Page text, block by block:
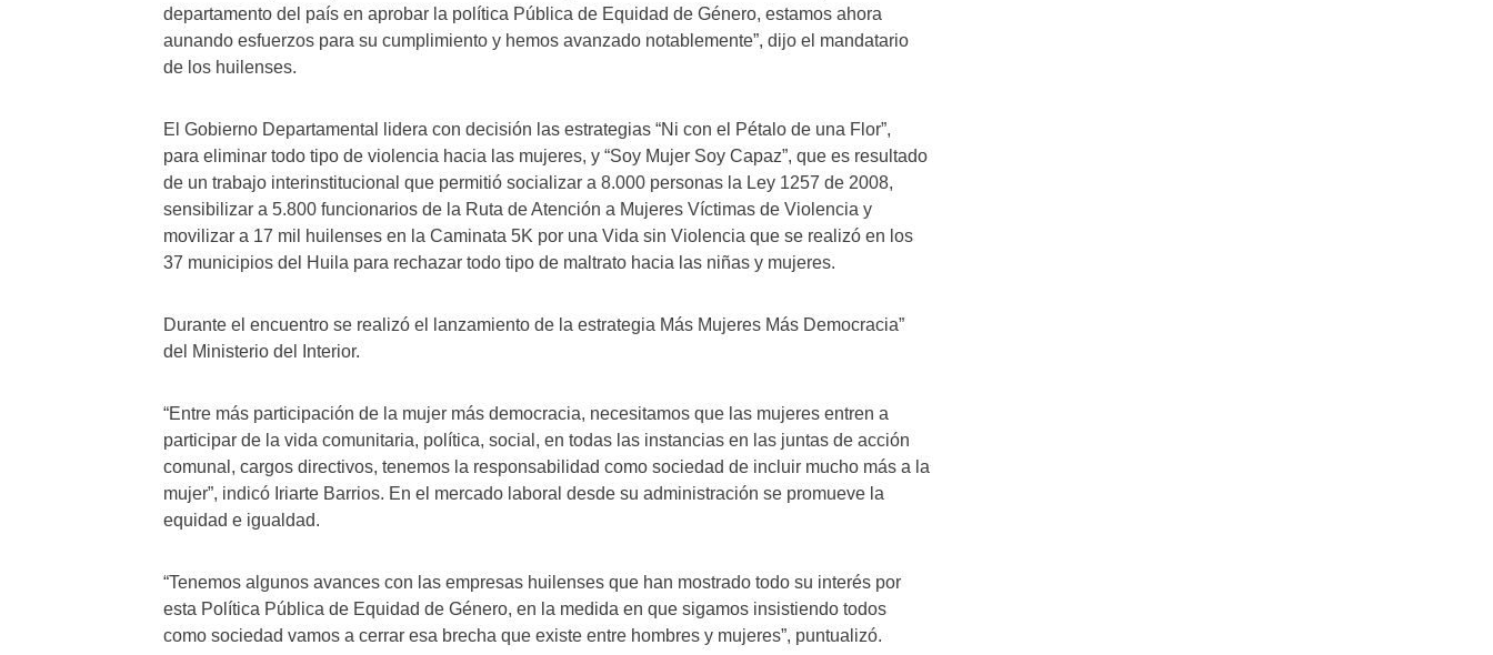
departamento del país en aprobar la política Pública de Equidad de Género, estamos ahora
aunando esfuerzos para su cumplimiento y hemos avanzado notablemente”, dijo el mandatario
de los huilenses.
El Gobierno Departamental lidera con decisión las estrategias “Ni con el Pétalo de una Flor”,
para eliminar todo tipo de violencia hacia las mujeres, y “Soy Mujer Soy Capaz”, que es resultado
de un trabajo interinstitucional que permitió socializar a 8.000 personas la Ley 1257 de 2008,
sensibilizar a 5.800 funcionarios de la Ruta de Atención a Mujeres Víctimas de Violencia y
movilizar a 17 mil huilenses en la Caminata 5K por una Vida sin Violencia que se realizó en los
37 municipios del Huila para rechazar todo tipo de maltrato hacia las niñas y mujeres.
Durante el encuentro se realizó el lanzamiento de la estrategia Más Mujeres Más Democracia”
del Ministerio del Interior.
“Entre más participación de la mujer más democracia, necesitamos que las mujeres entren a
participar de la vida comunitaria, política, social, en todas las instancias en las juntas de acción
comunal, cargos directivos, tenemos la responsabilidad como sociedad de incluir mucho más a la
mujer”, indicó Iriarte Barrios. En el mercado laboral desde su administración se promueve la
equidad e igualdad.
“Tenemos algunos avances con las empresas huilenses que han mostrado todo su interés por
esta Política Pública de Equidad de Género, en la medida en que sigamos insistiendo todos
como sociedad vamos a cerrar esa brecha que existe entre hombres y mujeres”, puntualizó.